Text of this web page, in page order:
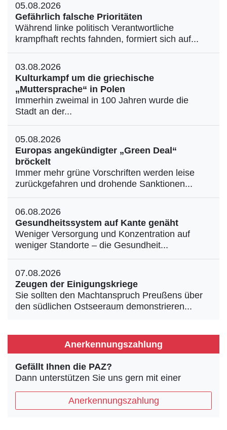
05.08.2026
Gefährlich falsche Prioritäten
Während linke politisch Verantwortliche
krampfhaft rechts fahnden, formiert sich auf...
03.08.2026
Kulturkampf um die griechische
„Muttersprache“ in Polen
Immerhin zweimal in 100 Jahren wurde die
Stadt an der...
05.08.2026
Europas angekündigter „Green Deal“
bröckelt
Immer mehr grüne Vorschriften werden leise
zurückgefahren und drohende Sanktionen...
06.08.2026
Gesundheitssystem auf Kante genäht
Weniger Versorgung und Konzentration auf
weniger Standorte – die Gesundheit...
07.08.2026
Zeugen der Einigungskriege
Sie sollten den Machtanspruch Preußens über
den südlichen Ostseeraum demonstrieren...
Anerkennungszahlung
Gefällt Ihnen die PAZ?
Dann unterstützen Sie uns gern mit einer
Anerkennungszahlung